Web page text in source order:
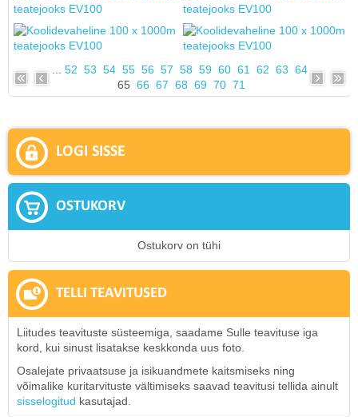
52 53 54 55 56 57 58 59 60 61 62 63 64
65 66 67 68 69 70 71
LOGI SISSE
OSTUKORV
Ostukorv on tühi
TELLI TEAVITUSED
Liitudes teavituste süsteemiga, saadame Sulle teavituse iga
kord, kui sinust lisatakse keskkonda uus foto.
Osalejate privaatsuse ja isikuandmete kaitsmiseks ning
võimalike kuritarvituste vältimiseks saavad teavitusi tellida ainult
sisselogitud kasutajad.